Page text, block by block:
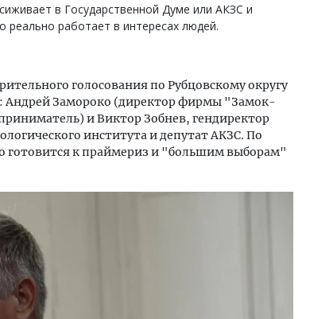
в Государственной Думе или АКЗС и
реально работает в интересах людей.
голосования по Рубцовскому округу
Андрей Замороко (директор фирмы "Замок-
и Виктор Зобнев, гендиректор
института и депутат АКЗС. По
готовится к праймериз и "большим выборам"